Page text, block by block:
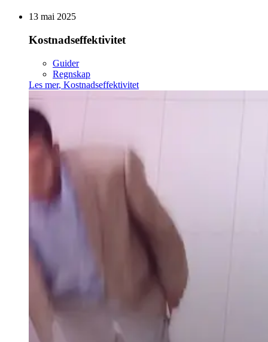
13 mai 2025
Kostnadseffektivitet
Guider
Regnskap
Les mer, Kostnadseffektivitet